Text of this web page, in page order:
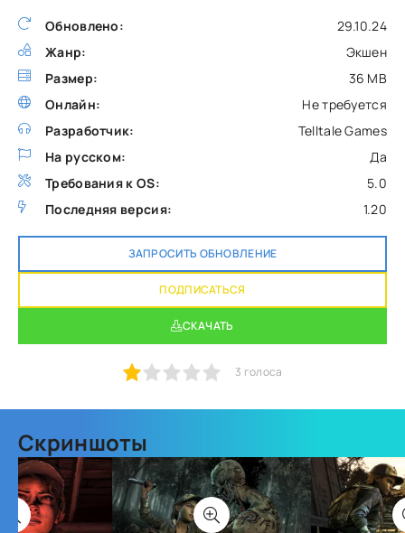
Обновлено:
29.10.24
Жанр:
Экшен
Размер:
36 MB
Онлайн:
Не требуется
Разработчик:
Telltale Games
На русском:
Да
Требования к OS:
5.0
Последняя версия:
1.20
СКАЧАТЬ
ЗАПРОСИТЬ ОБНОВЛЕНИЕ
ПОДПИСАТЬСЯ
3 голоса
Скриншоты